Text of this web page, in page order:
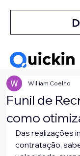
Funil de
como
William Coelho
Das realizações
contratação,